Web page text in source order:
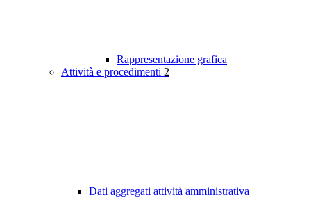
Rappresentazione grafica
Attività e procedimenti 2
Dati aggregati attività amministrativa